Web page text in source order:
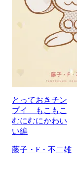
とっておきチン
プイ もこもこ
むにむにかわい
い編
藤子・F・不二雄